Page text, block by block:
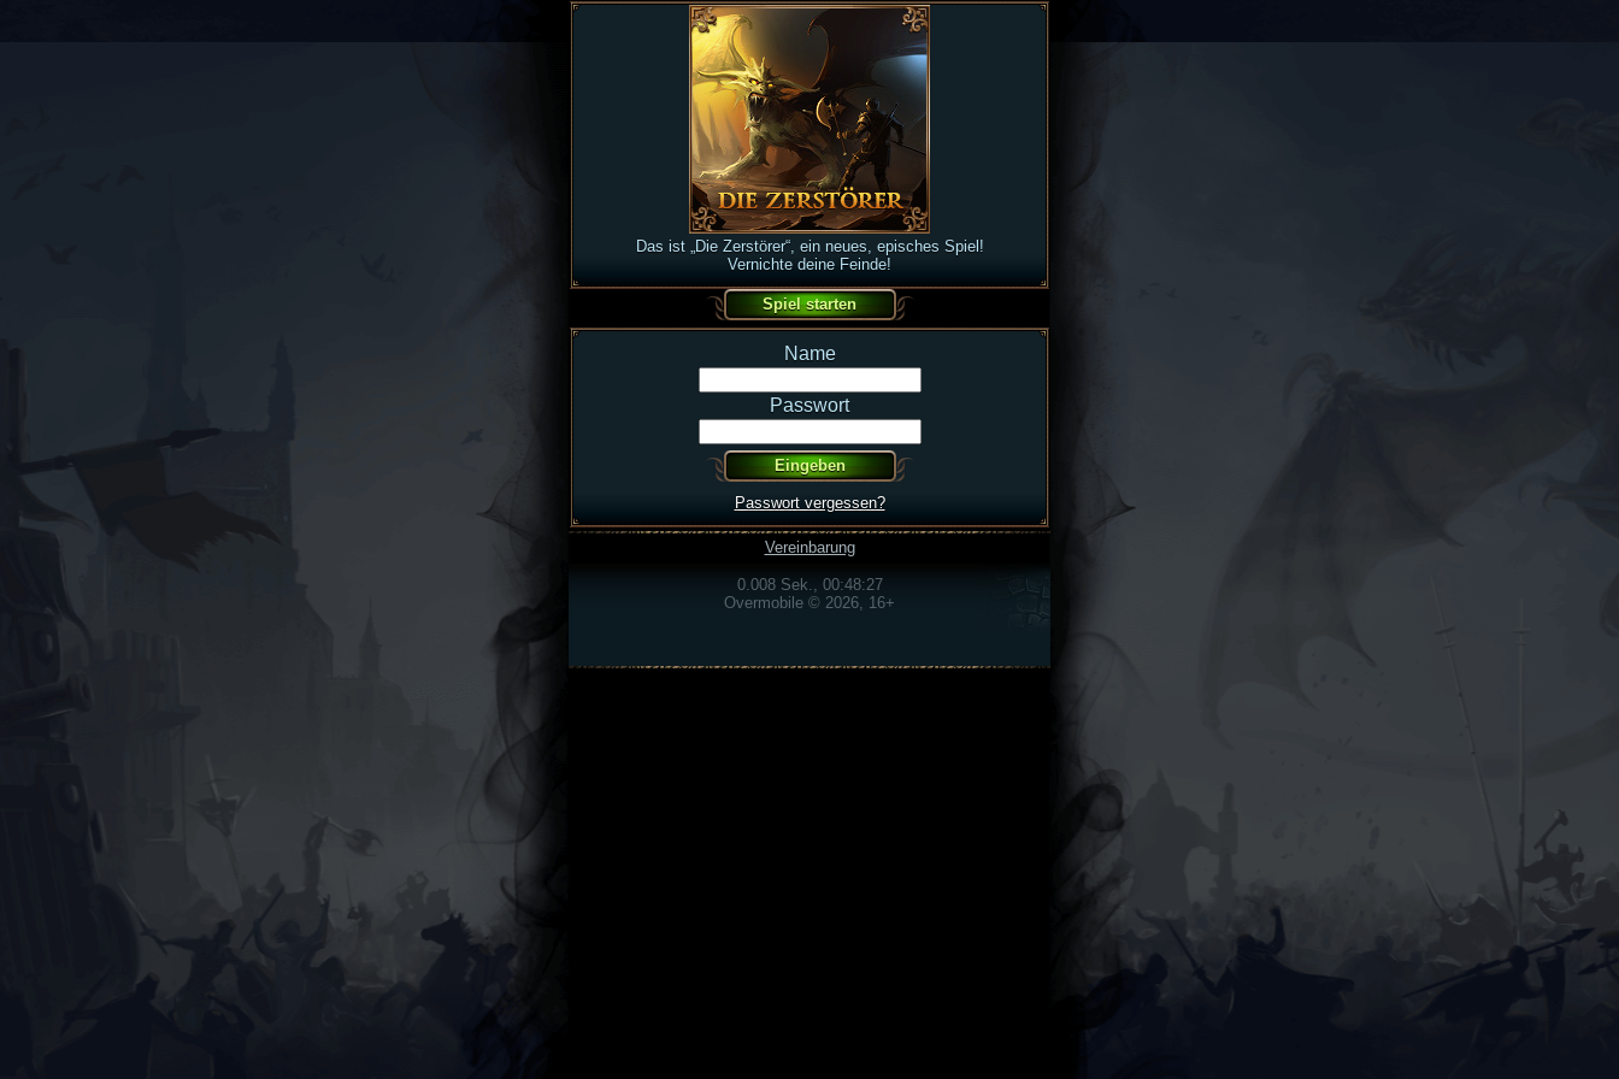
Das ist „Die Zerstörer“, ein neues, episches Spiel!
Vernichte deine Feinde!
Name
Passwort
Passwort vergessen?
Vereinbarung
0.008 Sek., 00:48:27
Overmobile © 2026, 16+